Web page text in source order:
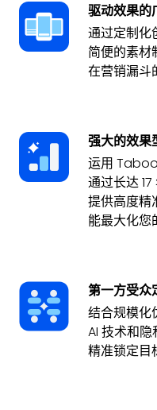
驱动效果的
通过定制化
简便的素材
在营销漏斗
强大的效果
运用
通过长达 17
提供高度精
能最大化您
第一方受众
结合规模化
AI 技术和隐
精准锁定目